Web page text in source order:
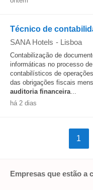
Técnico de
SANA Hotels - Lisboa
Contabilização de
informáticas no processo
contabilísticos de
das obrigações fiscais
auditoria financeira...
há 2 dias
1
Empresas que estão a